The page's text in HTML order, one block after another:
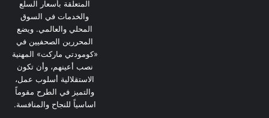
المتعلقة بأسعار السلع
والخدمات في السوق
المحلي والعالمي. ويضع
المحررين الصحفيين في
«كومودتي ماركت» المهنية
نصب أعينهم، وأن تكون
الاستقلالية أسلوب عمل،
والتميز في الطرح مقوماً
اساسياً للنجاح والمنافسة.